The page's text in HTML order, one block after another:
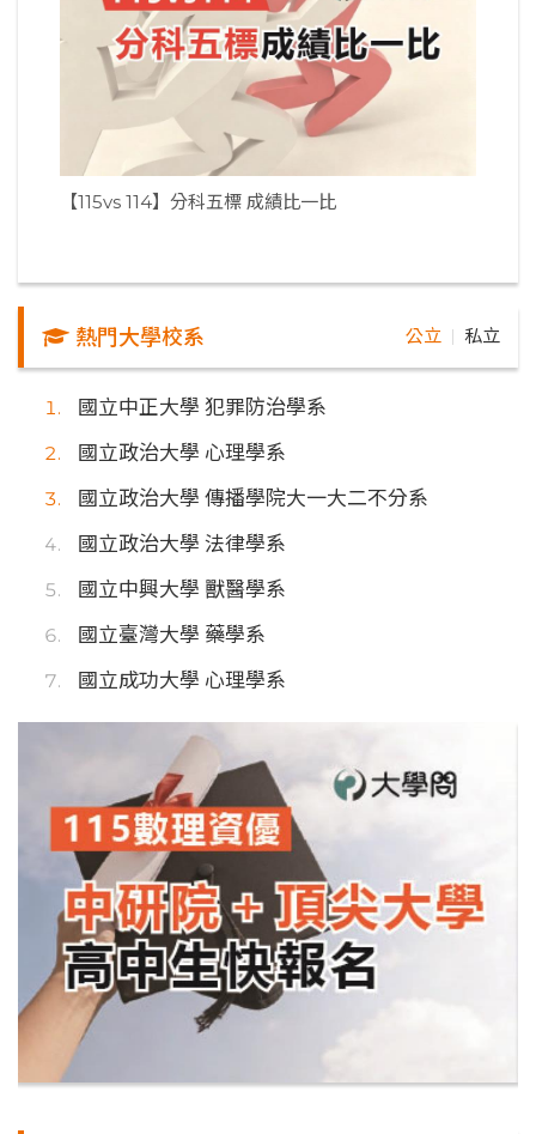
【115vs 114】分科五標 成績比一比
熱門大學校系 公立 私立
國立中正大學 犯罪防治學系
國立政治大學 心理學系
國立政治大學 傳播學院大一大二不分系
國立政治大學 法律學系
國立中興大學 獸醫學系
國立臺灣大學 藥學系
國立成功大學 心理學系